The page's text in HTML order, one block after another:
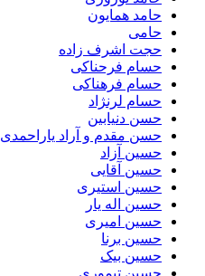
حامد همایون
حامی
حجت اشرف زاده
حسام فرحناکی
حسام فرهناکی
حسام لرنژاد
حسن دنیابین
حسن مقدم و آراد یاراحمدی
حسین آزاد
حسین آقایی
حسین استیری
حسین اله یار
حسین امیری
حسین برنا
حسین بیک
حسین تیموری